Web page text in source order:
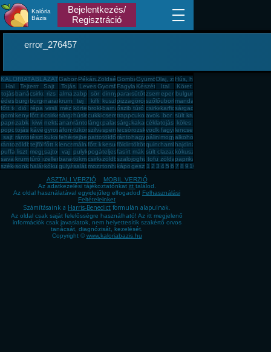
Kalória
Bázis
Bejelentkezés/
Regisztráció
error_276457
KALÓRIATÁBLÁZATGabona, mag, örlemény
Pékáru, édesség, sütemény, rágcsa, tészta
Zöldség, fűszer
GombaGyümölcsOlaj, zsíradékHús, húskészítmény
Hal
TejtermékSajt Tojás Leves Gyorsfagyasztott, dobozos, konzerv étel
Fagylalt, jégkrém
Készétel Ital
Köret
tojás banáncsirkemell
rizs alma zabpehely
sör dinnyeparadicsom
sütőtökzsemleeper bulgur
édesburgonya
burgonyaburgonyanarancskrumplitej kifli kuszkusz
pizzagörögdinnye
szőlőuborkamandarin
főtt tojás
dió répa virsli méz körte brokkolibarnarizsőszibarack
túró csirkecomb
karfiolsárgadinnye
gombakenyérfőtt rizscsirkemájsárgarépa
húslevescukkinicseresznyetrappista sajt
cukoravokádó
bor sült krumpli
paprikazabkása
kiwi nektarinananászrántott hús
lángospalacsintasárgabarack
kakaós csiga
céklatojásfehérje
köles
popcorntojásrántotta
kávégyrosáfonyatükörtojás
szilvaspenótlecsórozskenyér
vodkafagyi lencse
sajt rántott csirkemell
tésztakukoricafehér kenyér
tejbegrízpattogatott kukorica
tökfőzelék
rántottahagymapálinkamogyoróalkohol
rántott sajt
zöldbabtejfölfőtt kukorica
lencsefőzelék
málnafőtt krumpli
kesudióföldimogyoró
töltött káposzta
quinoahamburger
hajdina
puffasztott rizs
liszt meggysajtos pogácsa
vaj pulykamell
pogácsateljes kiőrlésû kenyér
fasírt mák sült csirkecomb
lazackókuszzsír
savanyú káposzta
krumplipüré
túró rudizellerbaracktökmagcsirkemell sonka
zöldbabfőzelék
szalonnajoghurttofu zöldalmapaprikás krumpli
székelykáposzta
sonkahalászlékókuszreszelék
gulyásleves
salátamozzarella
tonhalkáposztagesztenye
1 2 3 4 5 6 7 8 9 10
ASZTALI VERZIÓ
MOBIL VERZIÓ
Az adatkezelési tájékoztatónkat itt találod.
Az oldal használatával egyidejűleg elfogadod Felhasználási
Feltételeinket
Számításaink a Harris-Benedict formulán alapulnak.
Az oldal csak saját felelősségre használható! Az itt megjelenő
információk csak javaslatok, nem helyettesítik szakértő orvos
tanácsát, diagnózisát, kezelését.
Copyright © www.kaloriabazis.hu